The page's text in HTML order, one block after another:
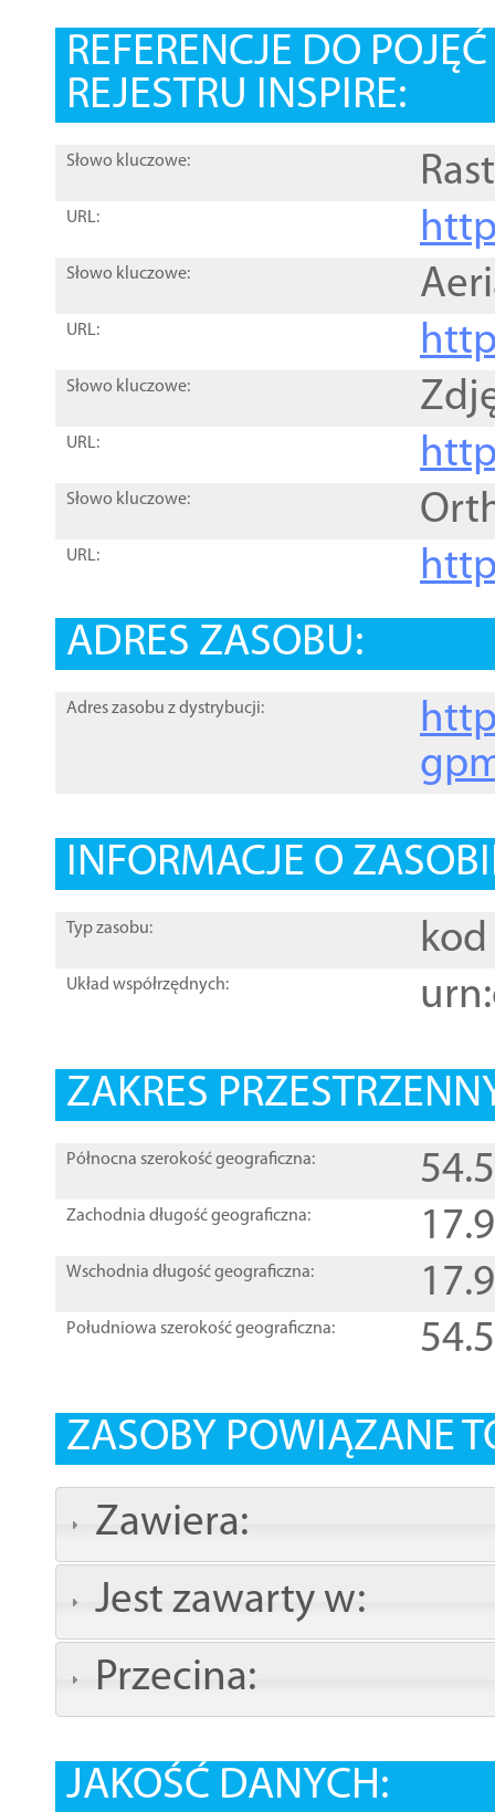
REFERENCJE DO
REJESTRU INSPIRE:
Słowo kluczowe:
URL:
Słowo kluczowe:
URL:
Słowo kluczowe:
URL:
Słowo kluczowe:
URL:
ADRES ZASOBU:
Adres zasobu z dystrybucji:
INFORMACJE O
Typ zasobu: kod
Układ współrzędnych:
ZAKRES
Północna szerokość geograficzna:
Zachodnia długość geograficzna:
Wschodnia długość geograficzna:
Południowa szerokość geograficzna:
ZASOBY POWIĄZANE
Zawiera:
Jest zawarty w:
Przecina:
JAKOŚĆ DANYCH: